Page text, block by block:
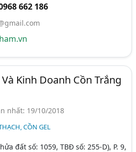
662 186
Kinh Doanh Cồn Trắng
nhất: 19/10/2018
CỒN GEL
đất số: 1059, TBĐ số: 255-D), P. 9,